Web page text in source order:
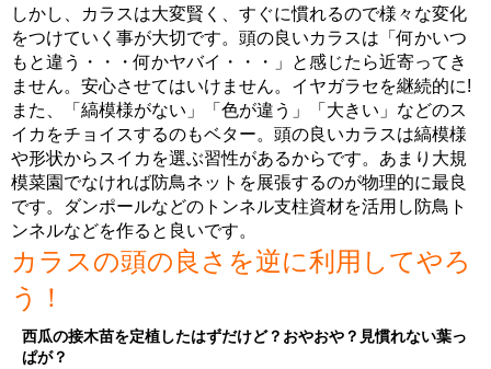
しかし、カラスは大変賢く、すぐに慣れるので様々な変化
をつけていく事が大切です。頭の良いカラスは「何かいつ
もと違う・・・何かヤバイ・・・」と感じたら近寄ってき
ません。安心させてはいけません。イヤガラセを継続的に!
また、「縞模様がない」「色が違う」「大きい」などのス
イカをチョイスするのもベター。頭の良いカラスは縞模様
や形状からスイカを選ぶ習性があるからです。あまり大規
模菜園でなければ防鳥ネットを展張するのが物理的に最良
です。ダンポールなどのトンネル支柱資材を活用し防鳥ト
ンネルなどを作ると良いです。
カラスの頭の良さを逆に利用してやろ
う！
西瓜の接木苗を定植したはずだけど？おやおや？見慣れない葉っ
ぱが？